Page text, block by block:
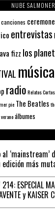
NUBE
canciones
entrevistas
fizz los
música
radioRelatos Cortos
pie The Beatles
veranoálbumes
‘mainstream’
más
ESPECIAL
y KAISER